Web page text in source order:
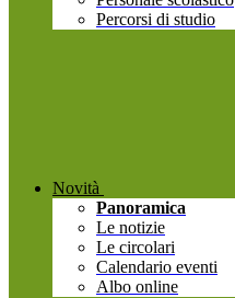
Percorsi di studio
Novità
Panoramica
Le notizie
Le circolari
Calendario eventi
Albo online